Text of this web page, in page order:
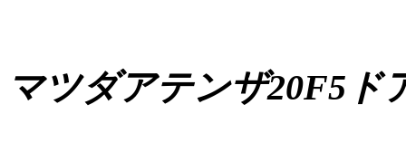
マツダアテンザ20F5ド